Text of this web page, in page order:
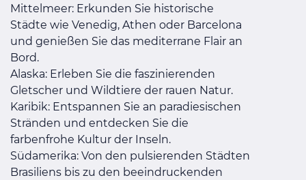
Mittelmeer: Erkunden Sie historische
Städte wie Venedig, Athen oder Barcelona
und genießen Sie das mediterrane Flair an
Bord.
Alaska: Erleben Sie die faszinierenden
Gletscher und Wildtiere der rauen Natur.
Karibik: Entspannen Sie an paradiesischen
Stränden und entdecken Sie die
farbenfrohe Kultur der Inseln.
Südamerika: Von den pulsierenden Städten
Brasiliens bis zu den beeindruckenden